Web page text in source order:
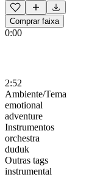
Comprar faixa
0:00
2:52
Ambiente/Tema
emotional
adventure
Instrumentos
orchestra
duduk
Outras tags
instrumental